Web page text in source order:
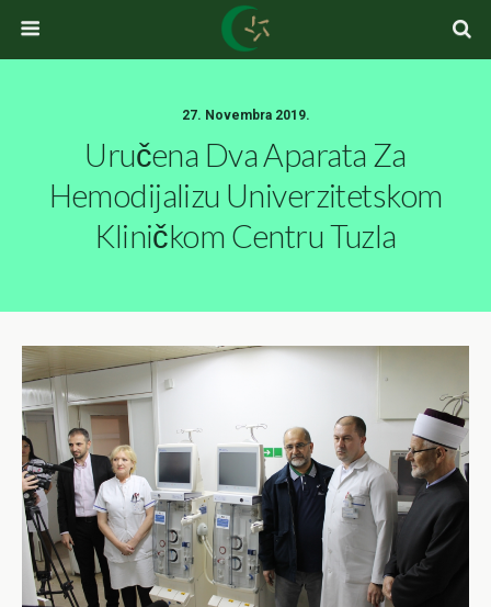
27. Novembra 2019.
Uručena Dva Aparata Za
Hemodijalizu Univerzitetskom
Kliničkom Centru Tuzla